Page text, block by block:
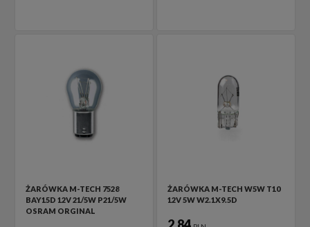
ŻARÓWKA M-TECH 7528
BAY15D 12V 21/5W P21/5W
OSRAM ORGINAL
ŻARÓWKA M-TECH W5W T10
12V 5W W2.1X9.5D